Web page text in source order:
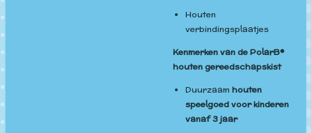
Houten
verbindingsplaatjes
Kenmerken van de PolarB®
houten gereedschapskist
Duurzaam houten
speelgoed voor kinderen
vanaf 3 jaar